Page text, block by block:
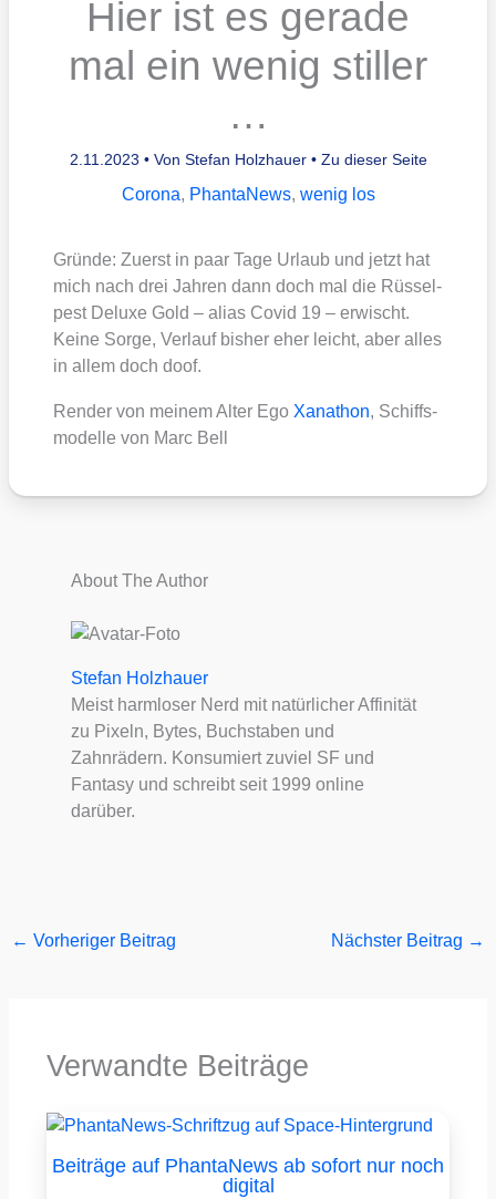
Hier ist es gerade
mal ein wenig stiller
…
2.11.2023 • Von Stefan Holzhauer • Zu dieser Seite
Corona, PhantaNews, wenig los
Grün­de: Zuerst in paar Tage Urlaub und jetzt hat
mich nach drei Jah­ren dann doch mal die Rüs­sel­
pest Delu­xe Gold – ali­as Covid 19 – erwischt.
Kei­ne Sor­ge, Ver­lauf bis­her eher leicht, aber alles
in allem doch doof.
Ren­der von mei­nem Alter Ego Xan­athon, Schiffs­
mo­del­le von Marc Bell
About The Author
Stefan Holzhauer
Meist harmloser Nerd mit natürlicher Affinität
zu Pixeln, Bytes, Buchstaben und
Zahnrädern. Konsumiert zuviel SF und
Fantasy und schreibt seit 1999 online
darüber.
← Vorheriger Beitrag Nächster Beitrag →
Verwandte Beiträge
Beiträge auf PhantaNews ab sofort nur noch
digital